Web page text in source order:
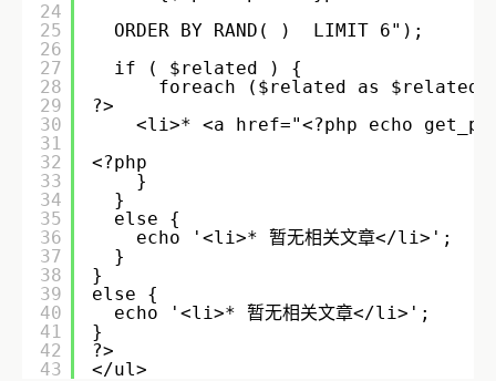
24
25
26
27
28
29
30
31
32
33
34
35
36
37
38
39
40
41
42
43
ORDER BY RAND( )  LIMIT 6");
if ( $related ) {
foreach ($related as
?>
<li>* <a href="<?php echo
<?php
}
}
else {
echo '<li>* 暂无相关文章</li>';
}
}
else {
echo '<li>* 暂无相关文章</li>';
}
?>
</ul>